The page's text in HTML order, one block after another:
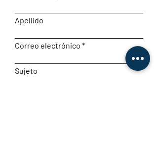
Apellido
Correo electrónico
Sujeto